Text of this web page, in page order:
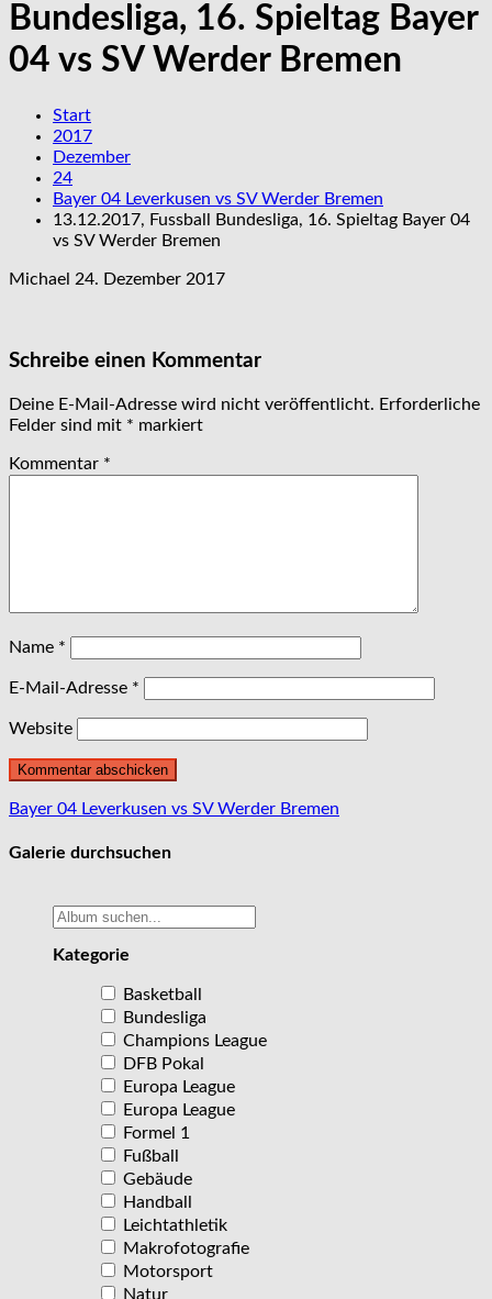
Bundesliga, 16. Spieltag Bayer
04 vs SV Werder Bremen
Start
2017
Dezember
24
Bayer 04 Leverkusen vs SV Werder Bremen
13.12.2017, Fussball Bundesliga, 16. Spieltag Bayer 04
vs SV Werder Bremen
Michael 24. Dezember 2017
Schreibe einen Kommentar
Deine E-Mail-Adresse wird nicht veröffentlicht. Erforderliche
Felder sind mit * markiert
Kommentar *
Name *
E-Mail-Adresse *
Website
Beitragsnavigation
Bayer 04 Leverkusen vs SV Werder Bremen
Galerie durchsuchen
Kategorie
Basketball
Bundesliga
Champions League
DFB Pokal
Europa League
Europa League
Formel 1
Fußball
Gebäude
Handball
Leichtathletik
Makrofotografie
Motorsport
Natur